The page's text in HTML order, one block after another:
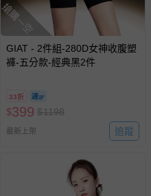
搶購一空
GIAT - 2件組-280D女神收腹塑
褲-五分款-經典黑2件
33折
$399 $1198
最新上架 追蹤